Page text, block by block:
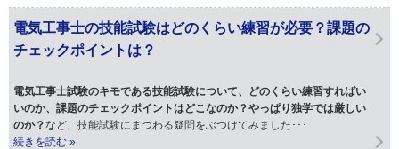
電気工事士の技能試験はどのくらい練習が必要？課題の
チェックポイントは？
電気工事士試験のキモである技能試験について、どのくらい練習すればい
いのか、課題のチェックポイントはどこなのか？やっぱり独学では厳しい
のか？ など、技能試験にまつわる疑問をぶつけてみました･･･
続きを読む »